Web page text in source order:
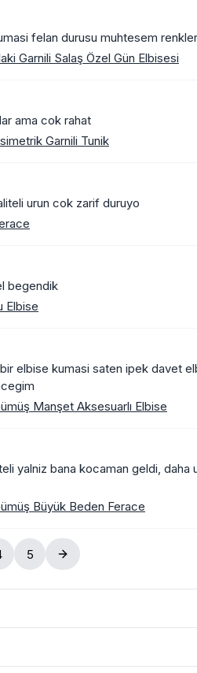
felan durusu muhtesem
Garnili Salaş Özel Gün Elbisesi
ama cok rahat
Garnili Tunik
urun cok zarif duruyo
begendik
Elbise
elbise kumasi saten ipek davet
Manşet Aksesuarlı Elbise
yalniz bana kocaman geldi, daha
Büyük Beden Ferace
5